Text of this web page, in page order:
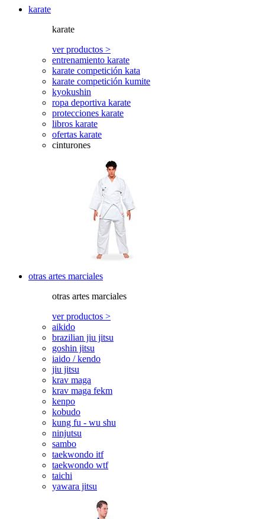
karate
karate
ver productos >
entrenamiento karate
karate competición kata
karate competición kumite
kyokushin
ropa deportiva karate
protecciones karate
libros karate
ofertas karate
cinturones
otras artes marciales
otras artes marciales
ver productos >
aikido
brazilian jiu jitsu
goshin jitsu
iaido / kendo
jiu jitsu
krav maga
krav maga fekm
kenpo
kobudo
kung fu - wu shu
ninjutsu
sambo
taekwondo itf
taekwondo wtf
taichi
yawara jitsu